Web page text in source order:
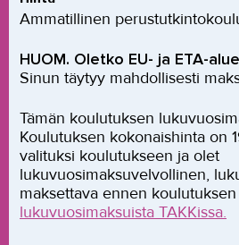
Ammatillinen
HUOM. Oletko EU- ja ETA-
Sinun täytyy mahdollisesti
Tämän koulutuksen
Koulutuksen kokonaishinta on
valituksi koulutukseen ja olet
lukuvuosimaksuvelvollinen,
maksettava ennen koulutuksen
lukuvuosimaksuista TAKKissa.